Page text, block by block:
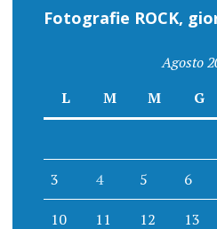
Fotografie ROCK,
Agosto
L
M M G
3 4 5 6
10 11 12 13